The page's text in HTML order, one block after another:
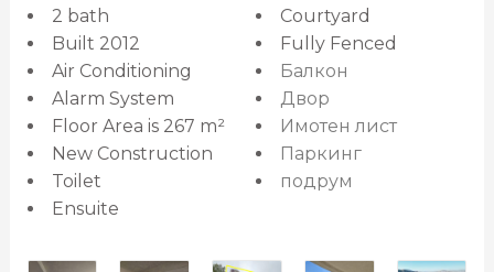
2 bath
Built 2012
Air Conditioning
Alarm System
Floor Area is 267 m²
New Construction
Toilet
Ensuite
Courtyard
Fully Fenced
Балкон
Двор
Имотен лист
Паркинг
подрум